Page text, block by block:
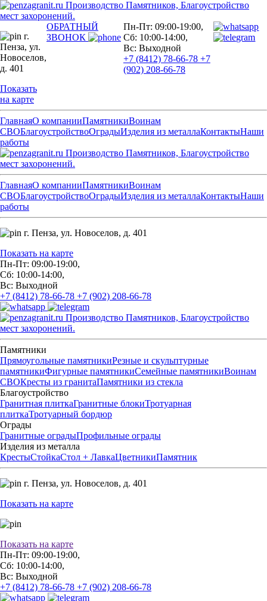
Производство Памятников, Благоустройство
мест захоронений.
г.
Пенза, ул.
Новоселов,
д. 401
Показать
на карте
ОБРАТНЫЙ
ЗВОНОК
Пн-Пт: 09:00-19:00,
Сб: 10:00-14:00,
Вс: Выходной
+7 (8412) 78-66-78 +7
(902) 208-66-78
ГлавнаяО компанииПамятникиВоинам
СВОБлагоустройствоОградыИзделия из металлаКонтактыНаши
работы
Производство Памятников, Благоустройство
мест захоронений.
ГлавнаяО компанииПамятникиВоинам
СВОБлагоустройствоОградыИзделия из металлаКонтактыНаши
работы
г. Пенза, ул. Новоселов, д. 401
Показать на карте
Пн-Пт: 09:00-19:00,
Сб: 10:00-14:00,
Вс: Выходной
+7 (8412) 78-66-78 +7 (902) 208-66-78
Производство Памятников, Благоустройство
мест захоронений.
Памятники
Прямоугольные памятникиРезные и скульптурные
памятникиФигурные памятникиСемейные памятникиВоинам
СВОКресты из гранитаПамятники из стекла
Благоустройство
Гранитная плиткаГранитные блокиТротуарная
плиткаТротуарный бордюр
Ограды
Гранитные оградыПрофильные ограды
Изделия из металла
КрестыСтойкаСтол + ЛавкаЦветникиПамятник
г. Пенза, ул. Новоселов, д. 401
Показать на карте
Показать на карте
Пн-Пт: 09:00-19:00,
Сб: 10:00-14:00,
Вс: Выходной
+7 (8412) 78-66-78 +7 (902) 208-66-78